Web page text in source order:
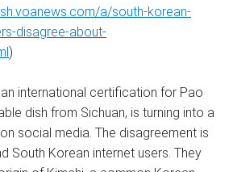
a/south-korean-
disagree-about-
)
an international certification for Pao
dish from Sichuan, is turning into a
social media. The disagreement is
South Korean internet users. They